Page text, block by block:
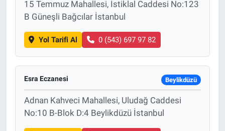
15 Temmuz Mahallesi, İstiklal Caddesi No:123
B Güneşli Bağcılar İstanbul
Yol Tarifi Al 0 (543) 697 97 82
Esra Eczanesi Beylikdüzü
Adnan Kahveci Mahallesi, Uludağ Caddesi
No:10 B-Blok D:4 Beylikdüzü İstanbul